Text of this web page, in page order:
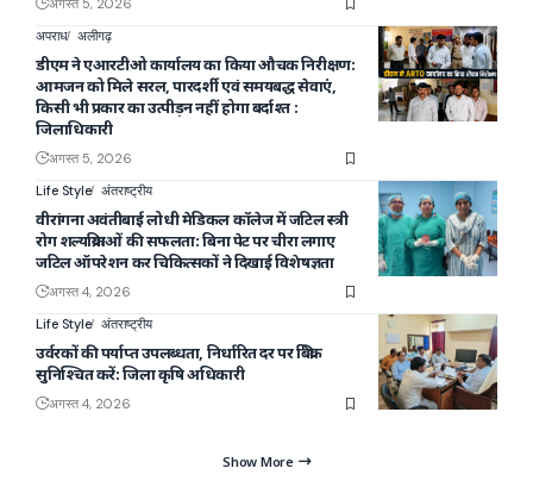
अगस्त 5, 2026
अपराध अलीगढ़
डीएम ने एआरटीओ कार्यालय का किया औचक निरीक्षण:
आमजन को मिले सरल, पारदर्शी एवं समयबद्ध सेवाएं,
किसी भी प्रकार का उत्पीड़न नहीं होगा बर्दाश्त :
जिलाधिकारी
अगस्त 5, 2026
Life Style अंतराष्ट्रीय
वीरांगना अवंतीबाई लोधी मेडिकल कॉलेज में जटिल स्त्री
रोग शल्यक्रियाओं की सफलता: बिना पेट पर चीरा लगाए
जटिल ऑपरेशन कर चिकित्सकों ने दिखाई विशेषज्ञता
अगस्त 4, 2026
Life Style अंतराष्ट्रीय
उर्वरकों की पर्याप्त उपलब्धता, निर्धारित दर पर बिक्री
सुनिश्चित करें: जिला कृषि अधिकारी
अगस्त 4, 2026
Show More